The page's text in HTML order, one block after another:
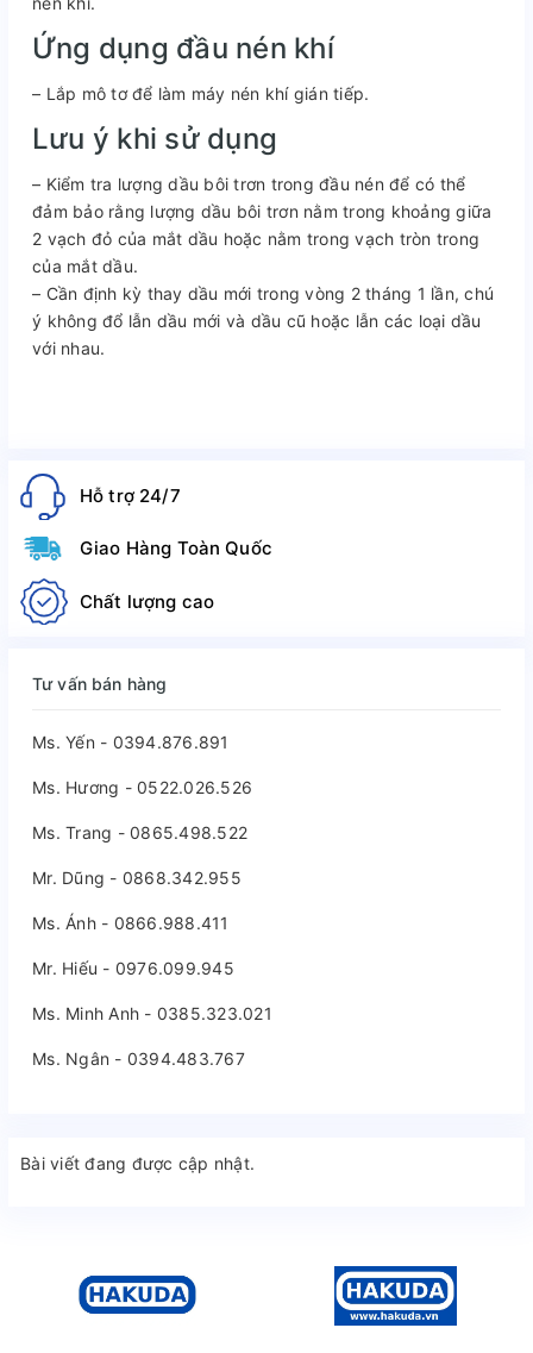
Ứng dụng đầu nén khí
– Lắp mô tơ để làm máy nén khí gián tiếp.
Lưu ý khi sử dụng
– Kiểm tra lượng dầu bôi trơn trong đầu nén để có thể
đảm bảo rằng lượng dầu bôi trơn nằm trong khoảng giữa
2 vạch đỏ của mắt dầu hoặc nằm trong vạch tròn trong
của mắt dầu.
– Cần định kỳ thay dầu mới trong vòng 2 tháng 1 lần, chú
ý không đổ lẫn dầu mới và dầu cũ hoặc lẫn các loại dầu
với nhau.
Hỗ trợ 24/7
Giao Hàng Toàn Quốc
Chất lượng cao
Tư vấn bán hàng
Ms. Yến - 0394.876.891
Ms. Hương - 0522.026.526
Ms. Trang - 0865.498.522
Mr. Dũng - 0868.342.955
Ms. Ánh - 0866.988.411
Mr. Hiếu - 0976.099.945
Ms. Minh Anh - 0385.323.021
Ms. Ngân - 0394.483.767
Bài viết đang được cập nhật.